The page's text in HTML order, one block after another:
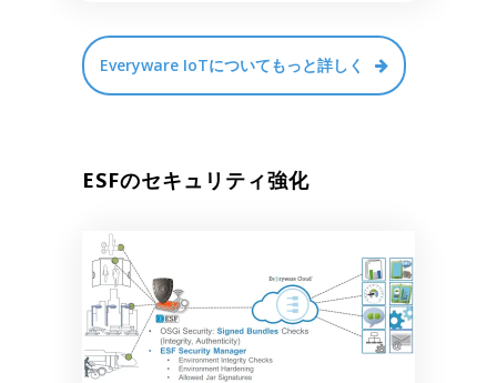
Everyware IoTについてもっと詳しく
ESFのセキュリティ強化